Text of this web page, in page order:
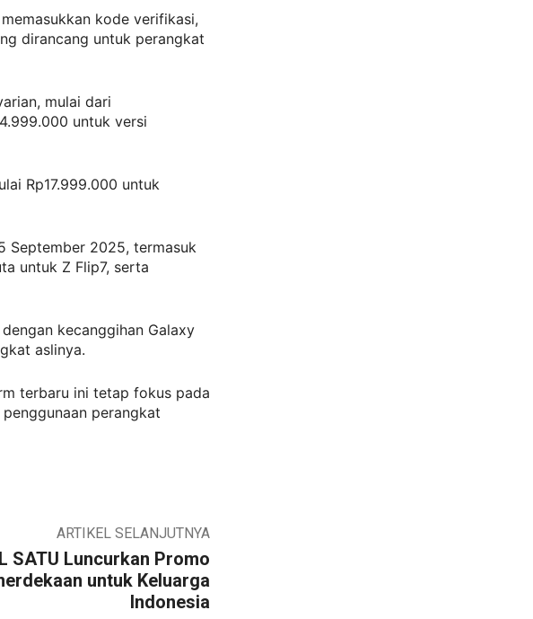
kode verifikasi,
dirancang untuk perangkat
mulai dari
untuk versi
Rp17.999.000 untuk
September 2025, termasuk
untuk Z Flip7, serta
kecanggihan Galaxy
aslinya.
terbaru ini tetap fokus pada
perangkat
ARTIKEL SELANJUTNYA
SATU Luncurkan Promo
untuk Keluarga
Indonesia